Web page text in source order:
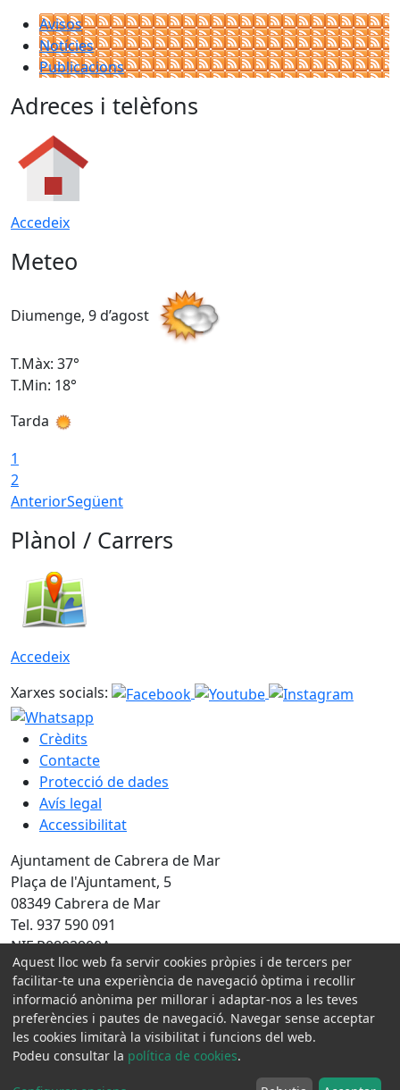
Avisos
Notícies
Publicacions
Adreces i telèfons
Accedeix
Meteo
Diumenge, 9 d’agost
T.Màx: 37°
T.Min: 18°
Tarda
1
2
AnteriorSegüent
Plànol / Carrers
Accedeix
Xarxes socials:
Crèdits
Contacte
Protecció de dades
Avís legal
Accessibilitat
Ajuntament de Cabrera de Mar
Plaça de l'Ajuntament, 5
08349 Cabrera de Mar
Tel. 937 590 091
NIF P0802900A
Amb la col·laboració de:
Aquest lloc web fa servir cookies pròpies i de tercers per
facilitar-te una experiència de navegació òptima i recollir
informació anònima per millorar i adaptar-nos a les teves
preferències i pautes de navegació. Navegar sense acceptar
les cookies limitarà la visibilitat i funcions del web.
Podeu consultar la política de cookies.